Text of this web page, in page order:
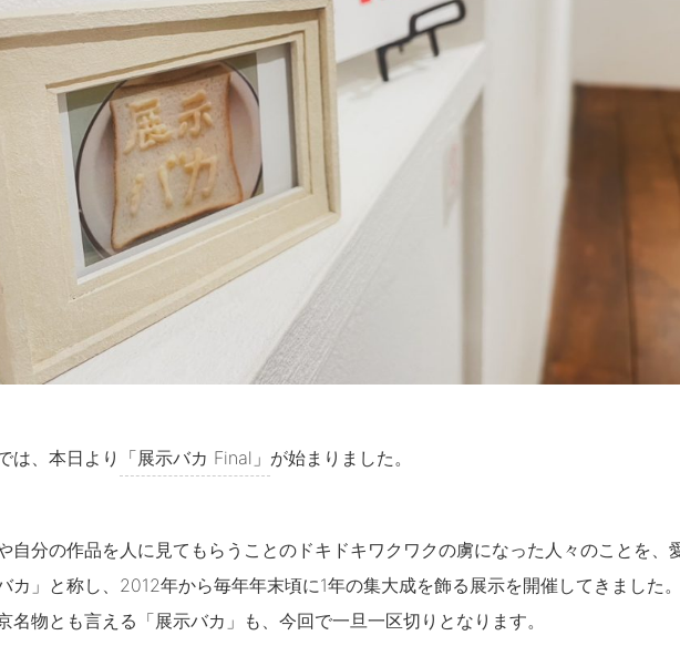
は、本日より 「展示バカ Final」 が始まりました。
自分の作品を人に見てもらうことのドキドキワクワクの虜になった人々のことを、
カ」と称し、2012年から毎年年末頃に1年の集大成を飾る展示を開催してきました
名物とも言える「展示バカ」も、今回で一旦一区切りとなります。